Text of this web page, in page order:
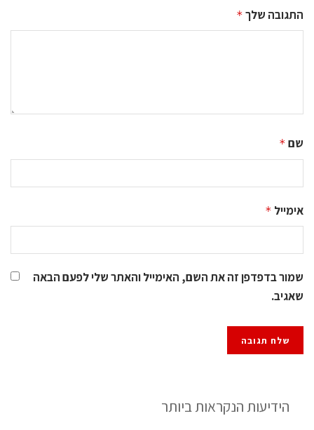
התגובה שלך *
שם *
אימייל *
שמור בדפדפן זה את השם, האימייל והאתר שלי לפעם הבאה
שאגיב.
הידיעות הנקראות ביותר